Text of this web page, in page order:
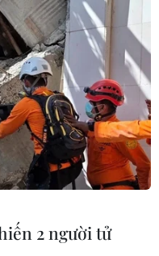
an
2 người tử